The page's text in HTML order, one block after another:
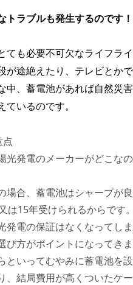
トラブルも発生するのです！
ても必要不可欠なライフラ
が途絶えたり、テレビとか
中、蓄電池があれば自然災
ているのです。
点
光発電のメーカーがどこな
場合、蓄電池はシャープが
は15年受けられるからです
発電の保証はなくなってし
び方がポイントになってき
といってむやみに蓄電池を
、結局費用が高くついたケ